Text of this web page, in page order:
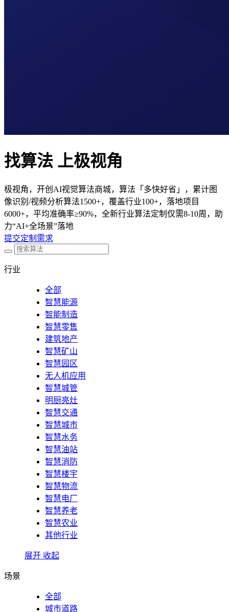
找算法 上极视角
极视角，开创AI视觉算法商城，算法「多快好省」，累计图
像识别/视频分析算法1500+，覆盖行业100+，落地项目
6000+，平均准确率≥90%，全新行业算法定制仅需8-10周，助
力“AI+全场景”落地
提交定制需求
行业
全部
智慧能源
智能制造
智慧零售
建筑地产
智慧矿山
智慧园区
无人机应用
智慧城管
明厨亮灶
智慧交通
智慧城市
智慧水务
智慧油站
智慧消防
智慧楼宇
智慧物流
智慧电厂
智慧养老
智慧农业
其他行业
展开 收起
场景
全部
城市道路